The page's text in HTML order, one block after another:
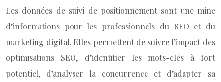
Les données de suivi de positionnement sont une mine
d’informations pour les professionnels du SEO et du
marketing digital. Elles permettent de suivre l’impact des
optimisations SEO, d’identifier les mots-clés à fort
potentiel, d’analyser la concurrence et d’adapter sa